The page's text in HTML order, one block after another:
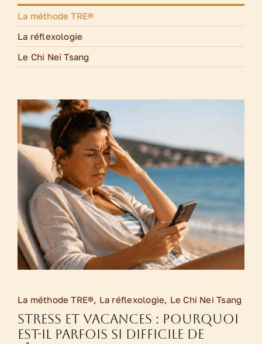
La méthode TRE®
La réflexologie
Le Chi Nei Tsang
La méthode TRE®, La réflexologie, Le Chi Nei Tsang
Stress et vacances : pourquoi
est-il parfois si difficile de